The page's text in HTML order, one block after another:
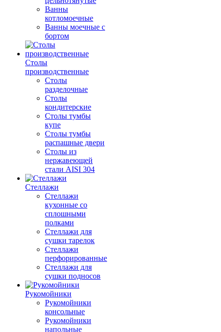
Ванны
котломоечные
Ванны моечные с
бортом
Столы
производственные
Столы
разделочные
Столы
кондитерские
Столы тумбы
купе
Столы тумбы
распашные двери
Столы из
нержавеющей
стали AISI 304
Стеллажи
Стеллажи
кухонные со
сплошными
полками
Стеллажи для
сушки тарелок
Стеллажи
перфорированные
Стеллажи для
сушки подносов
Рукомойники
Рукомойники
консольные
Рукомойники
напольные